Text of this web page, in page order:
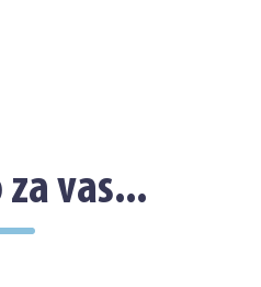
za vas...